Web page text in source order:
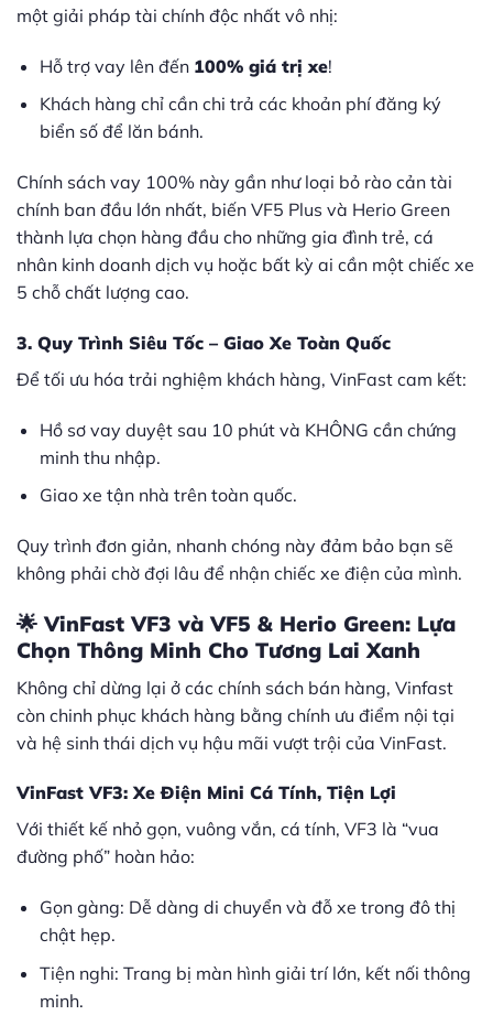
một giải pháp tài chính độc nhất vô nhị:
Hỗ trợ vay lên đến 100% giá trị xe!
Khách hàng chỉ cần chi trả các khoản phí đăng ký
biển số để lăn bánh.
Chính sách vay 100% này gần như loại bỏ rào cản tài
chính ban đầu lớn nhất, biến VF5 Plus và Herio Green
thành lựa chọn hàng đầu cho những gia đình trẻ, cá
nhân kinh doanh dịch vụ hoặc bất kỳ ai cần một chiếc xe
5 chỗ chất lượng cao.
3. Quy Trình Siêu Tốc – Giao Xe Toàn Quốc
Để tối ưu hóa trải nghiệm khách hàng, VinFast cam kết:
Hồ sơ vay duyệt sau 10 phút và KHÔNG cần chứng
minh thu nhập.
Giao xe tận nhà trên toàn quốc.
Quy trình đơn giản, nhanh chóng này đảm bảo bạn sẽ
không phải chờ đợi lâu để nhận chiếc xe điện của mình.
🌟 VinFast VF3 và VF5 & Herio Green: Lựa
Chọn Thông Minh Cho Tương Lai Xanh
Không chỉ dừng lại ở các chính sách bán hàng, Vinfast
còn chinh phục khách hàng bằng chính ưu điểm nội tại
và hệ sinh thái dịch vụ hậu mãi vượt trội của VinFast.
VinFast VF3: Xe Điện Mini Cá Tính, Tiện Lợi
Với thiết kế nhỏ gọn, vuông vắn, cá tính, VF3 là “vua
đường phố” hoàn hảo:
Gọn gàng: Dễ dàng di chuyển và đỗ xe trong đô thị
chật hẹp.
Tiện nghi: Trang bị màn hình giải trí lớn, kết nối thông
minh.